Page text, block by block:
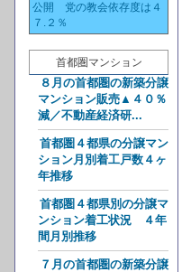
公開 党の教会依存度は４
７.２％
首都圏マンション
８月の首都圏の新築分譲
マンション販売▲４０％
減／不動産経済研...
首都圏４都県の分譲マン
ション月別着工戸数４ヶ
年推移
首都圏４都県別の分譲マ
ンション着工状況 ４年
間月別推移
７月の首都圏の新築分譲